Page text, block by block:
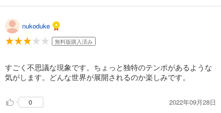
nukoduke
無料版購入済み
すごく不思議な現象です。ちょっと独特のテンポがあるような
気がします。どんな世界が展開されるのか楽しみです。
0 2022年09月28日